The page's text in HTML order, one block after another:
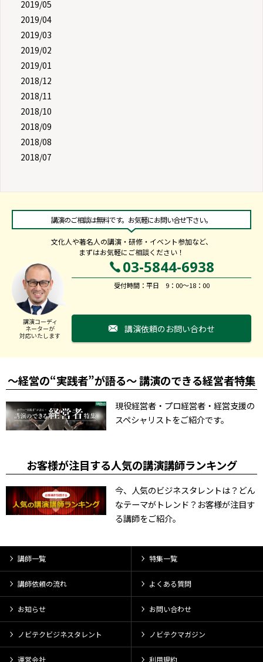
2019/05
2019/04
2019/03
2019/02
2019/01
2018/12
2018/11
2018/10
2018/09
2018/08
2018/07
講演のご相談は無料です。お気軽にお問い合せ下さい。
文化人や著名人の講演・研修・イベント参加など、
まずはお気軽にご相談ください！
講演コーディ
ネーターが
対応いたします
03-5844-6938
受付時間：平日 9：00～18：00
講演依頼のお問い合わせ
～経営の“実践者”が語る～ 講演のできる経営者特集
現役経営者・プロ経営者・経営支援の
スペシャリストをご紹介です。
お客様が注目する人気の講演講師ランキング
今、人気のビジネスタレントは？どん
なテーマがトレンド？お客様が注目す
る講師をご紹介。
講師一覧 特集一覧
講師依頼の流れ よくある質問
お知らせ お問い合わせ
ノビテクビジネスタレント ノビテクマガジン
運営会社 利用規約